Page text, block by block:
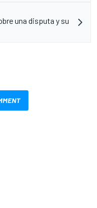
una disputa y su